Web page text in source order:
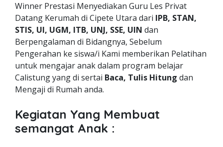
Winner Prestasi Menyediakan Guru Les Privat
Datang Kerumah di Cipete Utara dari IPB, STAN,
STIS, UI, UGM, ITB, UNJ, SSE, UIN dan
Berpengalaman di Bidangnya, Sebelum
Pengerahan ke siswa/i Kami memberikan Pelatihan
untuk mengajar anak dalam program belajar
Calistung yang di sertai Baca, Tulis Hitung dan
Mengaji di Rumah anda.
Kegiatan Yang Membuat
semangat Anak :